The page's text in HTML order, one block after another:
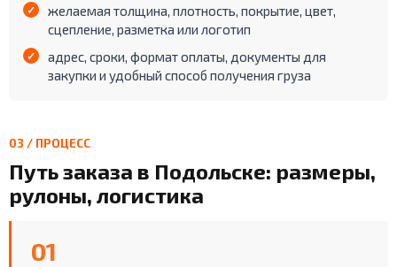
желаемая толщина, плотность, покрытие, цвет,
сцепление, разметка или логотип
адрес, сроки, формат оплаты, документы для
закупки и удобный способ получения груза
03 / ПРОЦЕСС
Путь заказа в Подольске: размеры,
рулоны, логистика
01